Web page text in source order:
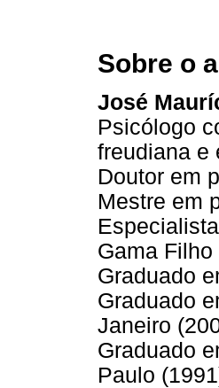
Sobre o
José
Psicólogo
freudiana e
Doutor em
Mestre em
Gama
Graduado
Graduado
Janeiro
Graduado
Paulo